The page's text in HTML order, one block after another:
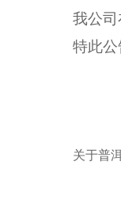
我公司
特此公
关于普